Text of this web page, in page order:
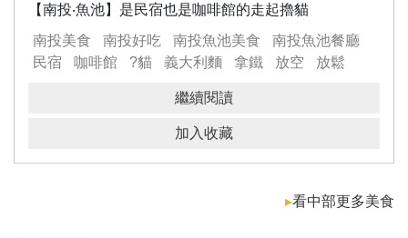
【南投‧魚池】是民宿也是咖啡館的走起擼貓
南投美食
南投好吃 南投魚池美食
南投魚池餐廳
民宿
咖啡館 ?貓 義大利麵 拿鐵 放空 放鬆
繼續閱讀
加入收藏
▸看中部更多美食